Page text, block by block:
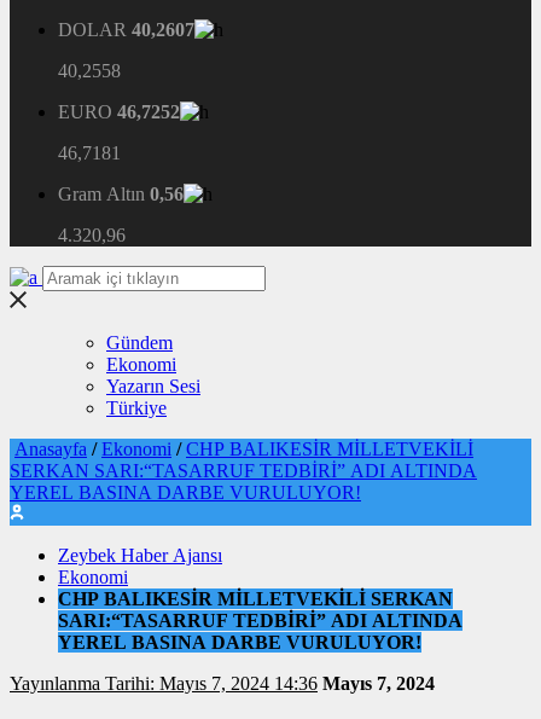
DOLAR 40,2607
40,2558
EURO 46,7252
46,7181
Gram Altın 0,56
4.320,96
Gündem
Ekonomi
Yazarın Sesi
Türkiye
Anasayfa / Ekonomi / CHP BALIKESİR MİLLETVEKİLİ
SERKAN SARI:“TASARRUF TEDBİRİ” ADI ALTINDA
YEREL BASINA DARBE VURULUYOR!
Zeybek Haber Ajansı
Ekonomi
CHP BALIKESİR MİLLETVEKİLİ SERKAN
SARI:“TASARRUF TEDBİRİ” ADI ALTINDA
YEREL BASINA DARBE VURULUYOR!
Yayınlanma Tarihi: Mayıs 7, 2024 14:36 Mayıs 7, 2024